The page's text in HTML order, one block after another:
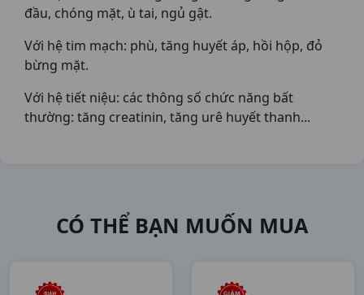
đầu, chóng mặt, ù tai, ngủ gật.
Với hệ tim mạch: phù, tăng huyết áp, hồi hộp, đỏ
bừng mặt.
Với hệ tiết niệu: các thông số chức năng bất
thường: tăng creatinin, tăng urê huyết thanh...
CÓ THỂ BẠN MUỐN MUA